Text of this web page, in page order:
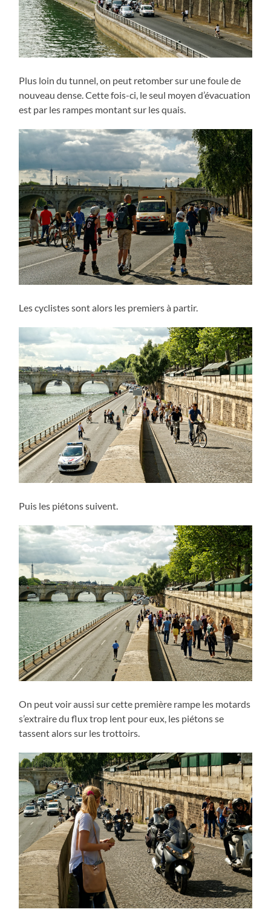
Plus loin du tunnel, on peut retomber sur une foule de
nouveau dense. Cette fois-ci, le seul moyen d’évacuation
est par les rampes montant sur les quais.
Les cyclistes sont alors les premiers à partir.
Puis les piétons suivent.
On peut voir aussi sur cette première rampe les motards
s’extraire du flux trop lent pour eux, les piétons se
tassent alors sur les trottoirs.